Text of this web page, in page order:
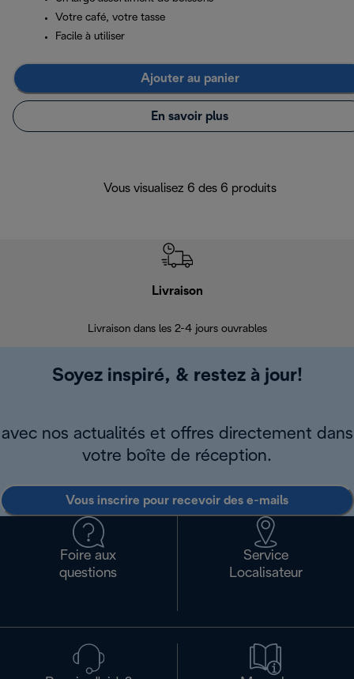
Votre café, votre tasse
Facile à utiliser
Ajouter au panier
En savoir plus
Vous visualisez 6 des 6 produits
Livraison
Livraison dans les 2-4 jours ouvrables
Soyez inspiré, & restez à jour!
avec nos actualités et offres directement dans
votre boîte de réception.
Vous inscrire pour recevoir des e-mails
Foire aux
questions
Service
Localisateur